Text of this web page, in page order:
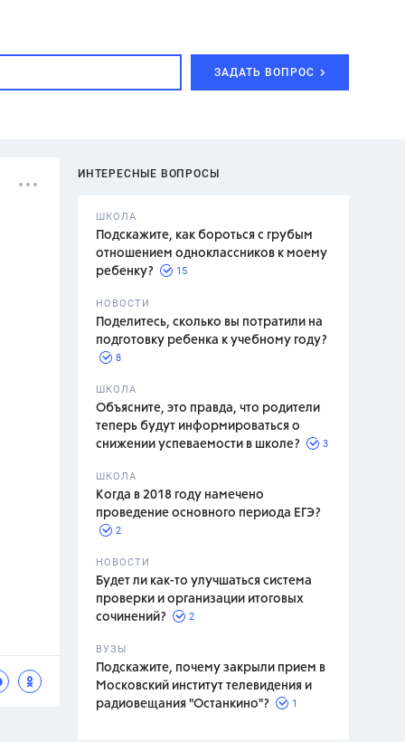
ЗАДАТЬ ВОПРОС
ИНТЕРЕСНЫЕ ВОПРОСЫ
ШКОЛА
Подскажите, как бороться с грубым
отношением одноклассников к моему
ребенку?
15
НОВОСТИ
Поделитесь, сколько вы потратили на
подготовку ребенка к учебному году?
8
ШКОЛА
Объясните, это правда, что родители
теперь будут информироваться о
снижении успеваемости в школе?
3
ШКОЛА
Когда в 2018 году намечено
проведение основного периода ЕГЭ?
2
НОВОСТИ
Будет ли как-то улучшаться система
проверки и организации итоговых
сочинений?
2
ВУЗЫ
Подскажите, почему закрыли прием в
Московский институт телевидения и
радиовещания "Останкино"?
1